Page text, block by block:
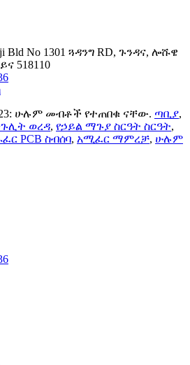
Bld No 1301 ጓዳንግ RD, ጉንዳና, ሎሹዌ
518110
ሁሉም መብቶች የተጠበቁ ናቸው. ጣቢያ,
ወረዳ, የኃይል ማጉያ ስርዓት ስርዓት,
PCB ስብሰባ, አሚፈር ማምረቻ, ሁሉም